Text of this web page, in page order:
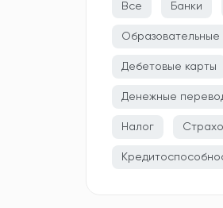
Все Банки
Образовательные
Дебетовые карты
Денежные
Налог